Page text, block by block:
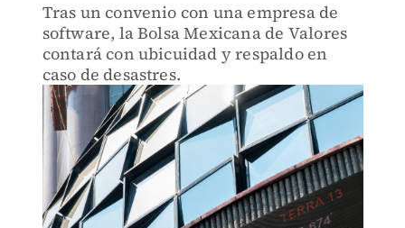
Tras un convenio con una empresa de
software, la Bolsa Mexicana de Valores
contará con ubicuidad y respaldo en
caso de desastres.